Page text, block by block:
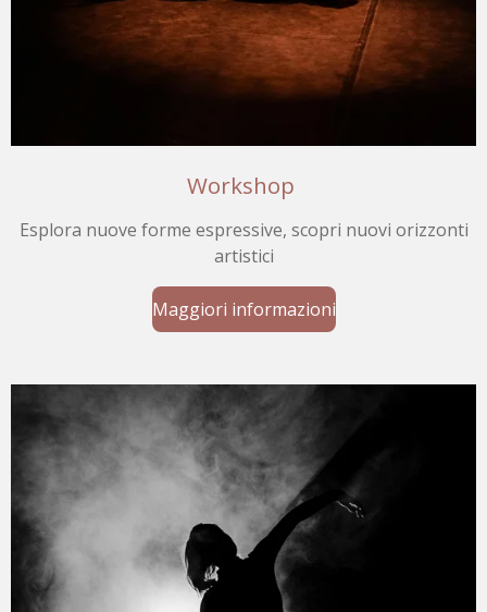
Workshop
Esplora nuove forme espressive, scopri nuovi orizzonti
artistici
Maggiori informazioni